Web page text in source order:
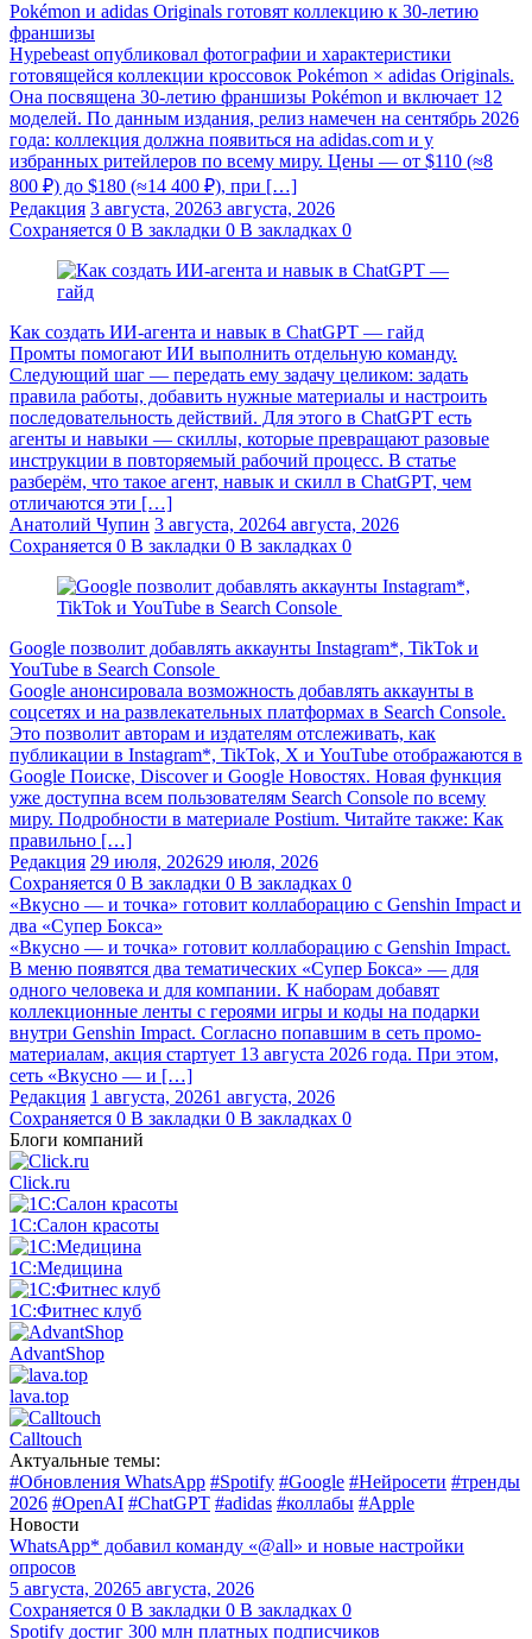
Pokémon и adidas Originals готовят коллекцию к 30-летию
франшизы
Hypebeast опубликовал фотографии и характеристики
готовящейся коллекции кроссовок Pokémon × adidas Originals.
Она посвящена 30-летию франшизы Pokémon и включает 12
моделей. По данным издания, релиз намечен на сентябрь 2026
года: коллекция должна появиться на adidas.com и у
избранных ритейлеров по всему миру. Цены — от $110 (≈8
800 ₽) до $180 (≈14 400 ₽), при […]
Редакция 3 августа, 20263 августа, 2026
Сохраняется 0 В закладки 0 В закладках 0
Как создать ИИ-агента и навык в ChatGPT — гайд
Промты помогают ИИ выполнить отдельную команду.
Следующий шаг — передать ему задачу целиком: задать
правила работы, добавить нужные материалы и настроить
последовательность действий. Для этого в ChatGPT есть
агенты и навыки — скиллы, которые превращают разовые
инструкции в повторяемый рабочий процесс. В статье
разберём, что такое агент, навык и скилл в ChatGPT, чем
отличаются эти […]
Анатолий Чупин 3 августа, 20264 августа, 2026
Сохраняется 0 В закладки 0 В закладках 0
Google позволит добавлять аккаунты Instagram*, TikTok и
YouTube в Search Console
Google анонсировала возможность добавлять аккаунты в
соцсетях и на развлекательных платформах в Search Console.
Это позволит авторам и издателям отслеживать, как
публикации в Instagram*, TikTok, X и YouTube отображаются в
Google Поиске, Discover и Google Новостях. Новая функция
уже доступна всем пользователям Search Console по всему
миру. Подробности в материале Postium. Читайте также: Как
правильно […]
Редакция 29 июля, 202629 июля, 2026
Сохраняется 0 В закладки 0 В закладках 0
«Вкусно — и точка» готовит коллаборацию с Genshin Impact и
два «Супер Бокса»
«Вкусно — и точка» готовит коллаборацию с Genshin Impact.
В меню появятся два тематических «Супер Бокса» — для
одного человека и для компании. К наборам добавят
коллекционные ленты с героями игры и коды на подарки
внутри Genshin Impact. Согласно попавшим в сеть промо-
материалам, акция стартует 13 августа 2026 года. При этом,
сеть «Вкусно — и […]
Редакция 1 августа, 20261 августа, 2026
Сохраняется 0 В закладки 0 В закладках 0
Блоги компаний
Click.ru
1С:Салон красоты
1С:Медицина
1С:Фитнес клуб
AdvantShop
lava.top
Calltouch
Актуальные темы:
#Обновления WhatsApp #Spotify #Google #Нейросети #тренды
2026 #OpenAI #ChatGPT #adidas #коллабы #Apple
Новости
WhatsApp* добавил команду «@all» и новые настройки
опросов
5 августа, 20265 августа, 2026
Сохраняется 0 В закладки 0 В закладках 0
Spotify достиг 300 млн платных подписчиков